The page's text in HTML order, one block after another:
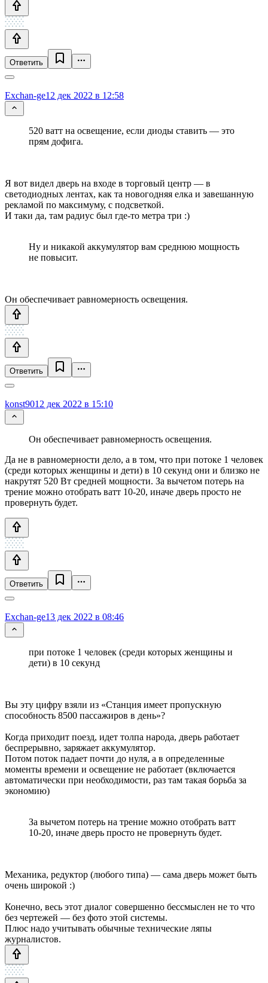
Ответить
Exchan-ge12 дек 2022 в 12:58
520 ватт на освещение, если диоды ставить — это
прям дофига.
Я вот видел дверь на входе в торговый центр — в
светодиодных лентах, как та новогодняя елка и завешанную
рекламой по максимуму, с подсветкой.
И таки да, там радиус был где-то метра три :)
Ну и никакой аккумулятор вам среднюю мощность
не повысит.
Он обеспечивает равномерность освещения.
Ответить
konst9012 дек 2022 в 15:10
Он обеспечивает равномерность освещения.
Да не в равномерности дело, а в том, что при потоке 1 человек
(среди которых женщины и дети) в 10 секунд они и близко не
накрутят 520 Вт средней мощности. За вычетом потерь на
трение можно отобрать ватт 10-20, иначе дверь просто не
провернуть будет.
Ответить
Exchan-ge13 дек 2022 в 08:46
при потоке 1 человек (среди которых женщины и
дети) в 10 секунд
Вы эту цифру взяли из «Станция имеет пропускную
способность 8500 пассажиров в день»?
Когда приходит поезд, идет толпа народа, дверь работает
беспрерывно, заряжает аккумулятор.
Потом поток падает почти до нуля, а в определенные
моменты времени и освещение не работает (включается
автоматически при необходимости, раз там такая борьба за
экономию)
За вычетом потерь на трение можно отобрать ватт
10-20, иначе дверь просто не провернуть будет.
Механика, редуктор (любого типа) — сама дверь может быть
очень широкой :)
Конечно, весь этот диалог совершенно бессмыслен не то что
без чертежей — без фото этой системы.
Плюс надо учитывать обычные технические ляпы
журналистов.